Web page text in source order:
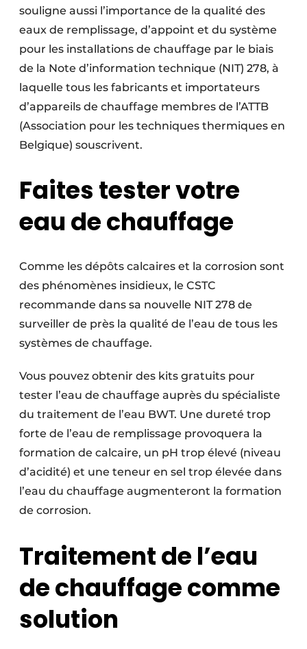
souligne aussi l’importance de la qualité des
eaux de remplissage, d’appoint et du système
pour les installations de chauffage par le biais
de la Note d’information technique (NIT) 278, à
laquelle tous les fabricants et importateurs
d’appareils de chauffage membres de l’ATTB
(Association pour les techniques thermiques en
Belgique) souscrivent.
Faites tester votre
eau de chauffage
Comme les dépôts calcaires et la corrosion sont
des phénomènes insidieux, le CSTC
recommande dans sa nouvelle NIT 278 de
surveiller de près la qualité de l’eau de tous les
systèmes de chauffage.
Vous pouvez obtenir des kits gratuits pour
tester l’eau de chauffage auprès du spécialiste
du traitement de l’eau BWT. Une dureté trop
forte de l’eau de remplissage provoquera la
formation de calcaire, un pH trop élevé (niveau
d’acidité) et une teneur en sel trop élevée dans
l’eau du chauffage augmenteront la formation
de corrosion.
Traitement de l’eau
de chauffage comme
solution